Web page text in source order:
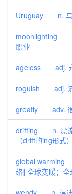
Uruguay n. 乌
moonlighting n.
职业
ageless adj.
roguish adj. 流
greatly adv. 很
drifting n. 漂流
（drift的ing形式
global warming
络] 全球变暖；